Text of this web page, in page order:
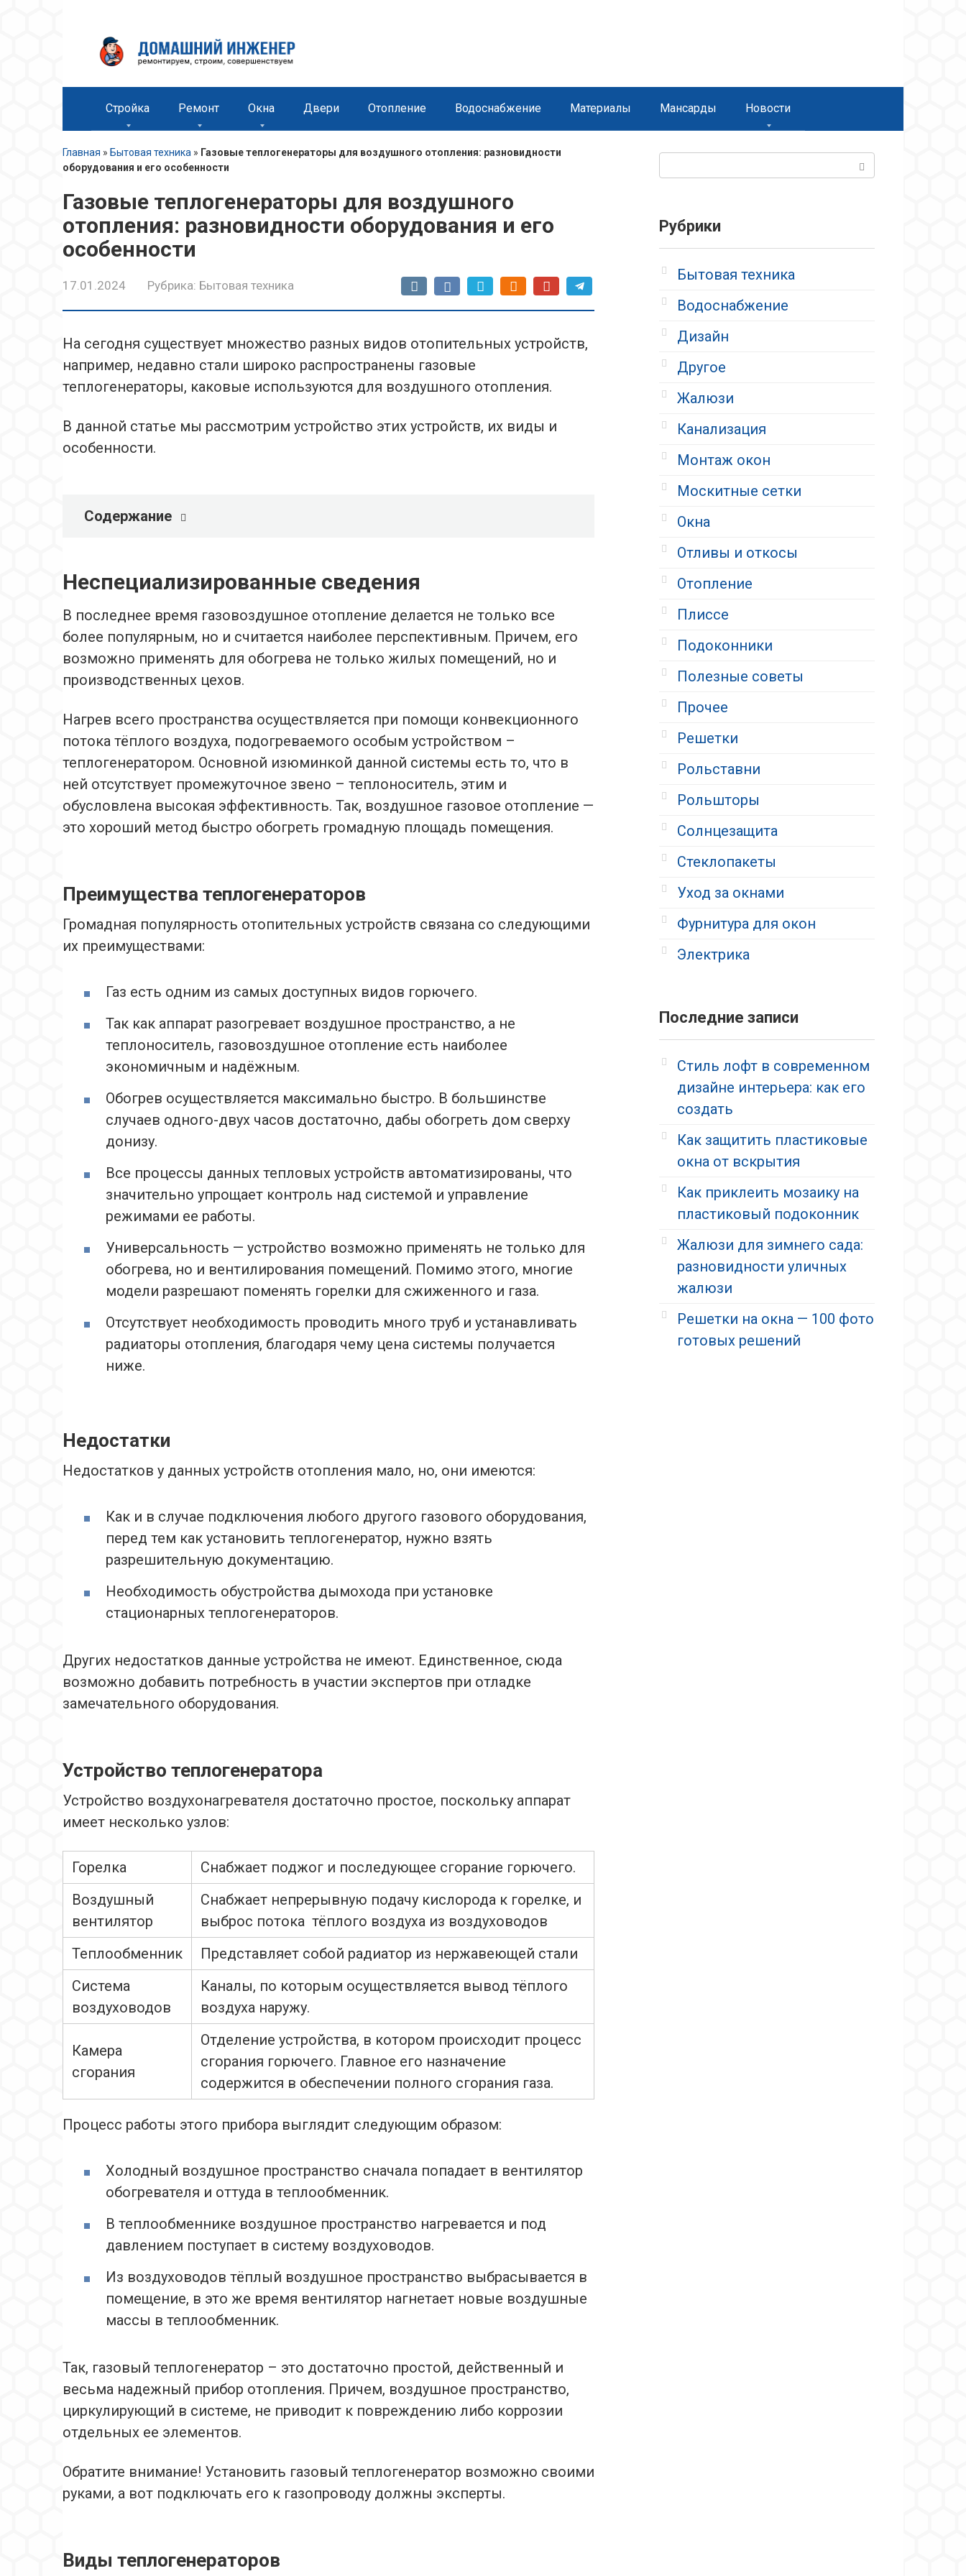
Стройка Ремонт Окна Двери Отопление Водоснабжение Материалы Мансарды Новости
Главная » Бытовая техника » Газовые теплогенераторы для воздушного отопления: разновидности
оборудования и его особенности
Газовые теплогенераторы для воздушного
отопления: разновидности оборудования и его
особенности
17.01.2024 Рубрика: Бытовая техника
На сегодня существует множество разных видов отопительных устройств,
например, недавно стали широко распространены газовые
теплогенераторы, каковые используются для воздушного отопления.
В данной статье мы рассмотрим устройство этих устройств, их виды и
особенности.
Содержание
Неспециализированные сведения
В последнее время газовоздушное отопление делается не только все
более популярным, но и считается наиболее перспективным. Причем, его
возможно применять для обогрева не только жилых помещений, но и
производственных цехов.
Нагрев всего пространства осуществляется при помощи конвекционного
потока тёплого воздуха, подогреваемого особым устройством –
теплогенератором. Основной изюминкой данной системы есть то, что в
ней отсутствует промежуточное звено – теплоноситель, этим и
обусловлена высокая эффективность. Так, воздушное газовое отопление —
это хороший метод быстро обогреть громадную площадь помещения.
Преимущества теплогенераторов
Громадная популярность отопительных устройств связана со следующими
их преимуществами:
Газ есть одним из самых доступных видов горючего.
Так как аппарат разогревает воздушное пространство, а не
теплоноситель, газовоздушное отопление есть наиболее
экономичным и надёжным.
Обогрев осуществляется максимально быстро. В большинстве
случаев одного-двух часов достаточно, дабы обогреть дом сверху
донизу.
Все процессы данных тепловых устройств автоматизированы, что
значительно упрощает контроль над системой и управление
режимами ее работы.
Универсальность — устройство возможно применять не только для
обогрева, но и вентилирования помещений. Помимо этого, многие
модели разрешают поменять горелки для сжиженного и газа.
Отсутствует необходимость проводить много труб и устанавливать
радиаторы отопления, благодаря чему цена системы получается
ниже.
Недостатки
Недостатков у данных устройств отопления мало, но, они имеются:
Как и в случае подключения любого другого газового оборудования,
перед тем как установить теплогенератор, нужно взять
разрешительную документацию.
Необходимость обустройства дымохода при установке
стационарных теплогенераторов.
Других недостатков данные устройства не имеют. Единственное, сюда
возможно добавить потребность в участии экспертов при отладке
замечательного оборудования.
Устройство теплогенератора
Устройство воздухонагревателя достаточно простое, поскольку аппарат
имеет несколько узлов:
Горелка
Снабжает поджог и последующее сгорание горючего.
Воздушный
вентилятор
Снабжает непрерывную подачу кислорода к горелке, и
выброс потока тёплого воздуха из воздуховодов
Теплообменник
Представляет собой радиатор из нержавеющей стали
Система
воздуховодов
Каналы, по которым осуществляется вывод тёплого
воздуха наружу.
Камера
сгорания
Отделение устройства, в котором происходит процесс
сгорания горючего. Главное его назначение
содержится в обеспечении полного сгорания газа.
Процесс работы этого прибора выглядит следующим образом:
Холодный воздушное пространство сначала попадает в вентилятор
обогревателя и оттуда в теплообменник.
В теплообменнике воздушное пространство нагревается и под
давлением поступает в систему воздуховодов.
Из воздуховодов тёплый воздушное пространство выбрасывается в
помещение, в это же время вентилятор нагнетает новые воздушные
массы в теплообменник.
Так, газовый теплогенератор – это достаточно простой, действенный и
весьма надежный прибор отопления. Причем, воздушное пространство,
циркулирующий в системе, не приводит к повреждению либо коррозии
отдельных ее элементов.
Обратите внимание! Установить газовый теплогенератор возможно своими
руками, а вот подключать его к газопроводу должны эксперты.
Виды теплогенераторов
Рубрики
Бытовая техника
Водоснабжение
Дизайн
Другое
Жалюзи
Канализация
Монтаж окон
Москитные сетки
Окна
Отливы и откосы
Отопление
Плиссе
Подоконники
Полезные советы
Прочее
Решетки
Рольставни
Рольшторы
Солнцезащита
Стеклопакеты
Уход за окнами
Фурнитура для окон
Электрика
Последние записи
Стиль лофт в современном
дизайне интерьера: как его
создать
Как защитить пластиковые
окна от вскрытия
Как приклеить мозаику на
пластиковый подоконник
Жалюзи для зимнего сада:
разновидности уличных
жалюзи
Решетки на окна — 100 фото
готовых решений